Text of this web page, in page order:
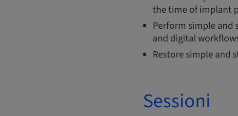
the time of implant
Perform simple
and digital
Restore simple and
Sessioni